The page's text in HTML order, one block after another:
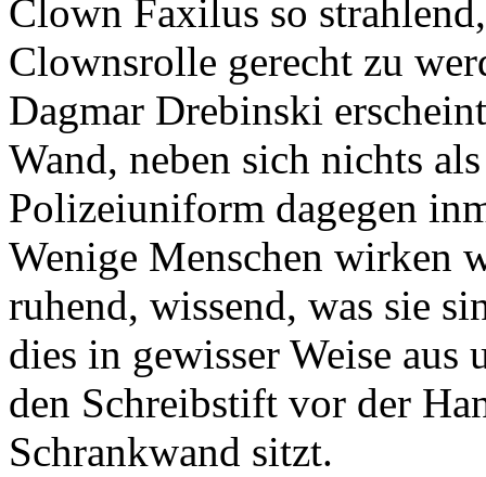
Clown Faxilus so
Clownsrolle gerecht zu
Dagmar Drebinski
Wand, neben sich nichts
Polizeiuniform dagegen
Wenige Menschen wirken
ruhend, wissend, was sie
dies in gewisser Weise
den Schreibstift vor der
Schrankwand sitzt.